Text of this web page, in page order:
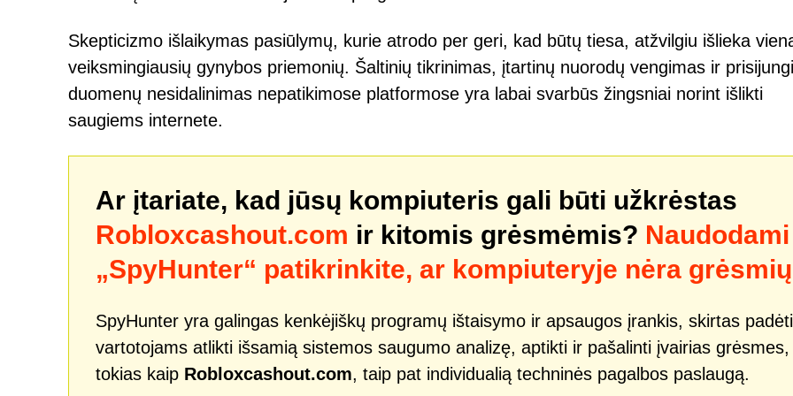
Skepticizmo išlaikymas pasiūlymų, kurie atrodo per geri, kad būtų tiesa, atžvilgiu išlieka
veiksmingiausių gynybos priemonių. Šaltinių tikrinimas, įtartinų nuorodų vengimas ir
duomenų nesidalinimas nepatikimose platformose yra labai svarbūs žingsniai norint išlikti
saugiems internete.
Ar įtariate, kad jūsų kompiuteris gali būti užkrėstas
Robloxcashout.com ir kitomis grėsmėmis? Naudodami
„SpyHunter“ patikrinkite, ar kompiuteryje nėra grėsmių
SpyHunter yra galingas kenkėjiškų programų ištaisymo ir apsaugos įrankis, skirtas padėti
vartotojams atlikti išsamią sistemos saugumo analizę, aptikti ir pašalinti įvairias grėsmes,
tokias kaip Robloxcashout.com, taip pat individualią techninės pagalbos paslaugą.